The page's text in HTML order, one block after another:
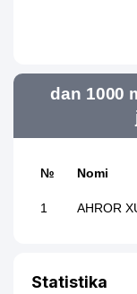
dan 1000
№ Nomi
1 AHROR
Statistika